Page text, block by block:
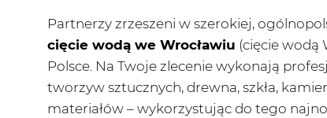
Partnerzy zrzeszeni w szerokiej,
cięcie wodą we Wrocławiu (cięcie wodą
Polsce. Na Twoje zlecenie wykonają
tworzyw sztucznych, drewna, szkła,
materiałów – wykorzystując do tego